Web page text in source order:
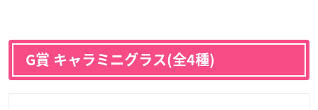
G賞 キャラミニグラス(全4種)